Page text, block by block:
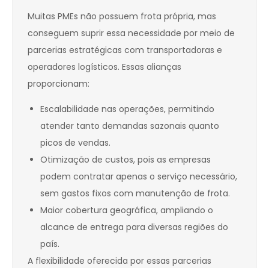
Muitas PMEs não possuem frota própria, mas
conseguem suprir essa necessidade por meio de
parcerias estratégicas com transportadoras e
operadores logísticos. Essas alianças
proporcionam:
Escalabilidade nas operações, permitindo
atender tanto demandas sazonais quanto
picos de vendas.
Otimização de custos, pois as empresas
podem contratar apenas o serviço necessário,
sem gastos fixos com manutenção de frota.
Maior cobertura geográfica, ampliando o
alcance de entrega para diversas regiões do
país.
A flexibilidade oferecida por essas parcerias